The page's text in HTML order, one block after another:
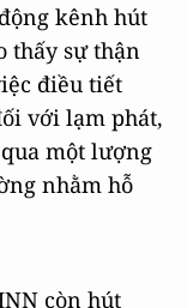
kênh hút
thấy sự thận
điều tiết
với lạm phát,
một lượng
nhằm hỗ
còn hút